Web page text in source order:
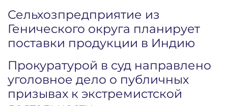
Сельхозпредприятие из
Генического округа планирует
поставки продукции в Индию
Прокуратурой в суд направлено
уголовное дело о публичных
призывах к экстремистской